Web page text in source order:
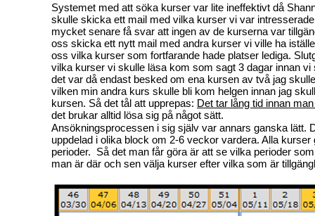
Systemet med att söka kurser var lite ineffektivt då
skulle skicka ett mail med vilka kurser vi var
mycket senare få svar att ingen av de kurserna var
oss skicka ett nytt mail med andra kurser vi ville ha
oss vilka kurser som fortfarande hade platser lediga.
vilka kurser vi skulle läsa kom som sagt 3 dagar innan vi
det var då endast besked om ena kursen av två jag
vilken min andra kurs skulle bli kom helgen innan jag
kursen. Så det tål att upprepas: Det tar lång tid innan
det brukar alltid lösa sig på något sätt.
Ansökningsprocessen i sig själv var annars ganska lätt.
uppdelad i olika block om 2-6 veckor vardera. Alla kurser
perioder. Så det man får göra är att se vilka perioder
man är där och sen välja kurser efter vilka som är